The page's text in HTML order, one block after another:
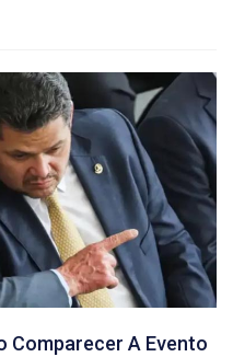
Comparecer A Evento